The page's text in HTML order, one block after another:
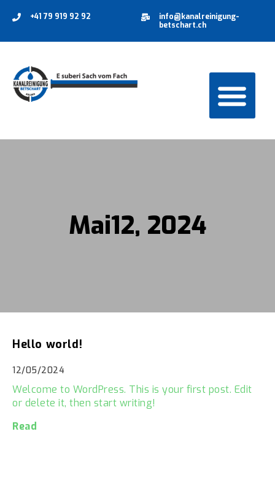
+41 79 919 92 92
info@kanalreinigung-
betschart.ch
Mai12, 2024
Hello world!
12/05/2024
Welcome to WordPress. This is your first post. Edit
or delete it, then start writing!
Read